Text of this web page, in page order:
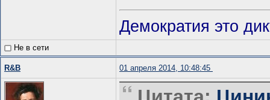
Демократия это
Не в сети
R&B 01 апреля 2014, 10:48:45